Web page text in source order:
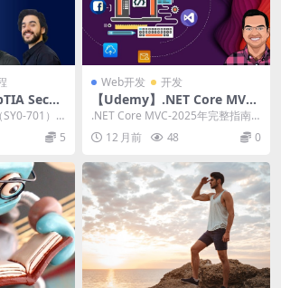
Securi
课程与实
701）
5
Web开发 开发
【Udemy】.NET Core MVC-
2025年完整指南[电子商务]
.NET Core MVC-2025年完整指南
[电子商务] | .NET Cor...
12 月前 48 0